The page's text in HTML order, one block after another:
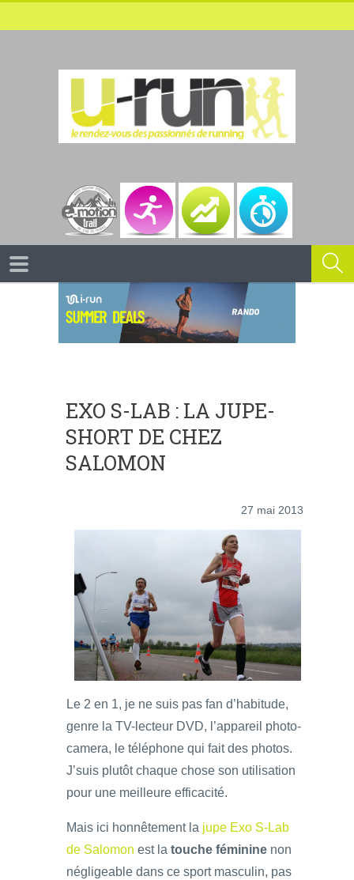
EXO S-LAB : LA JUPE-
SHORT DE CHEZ
SALOMON
27 mai 2013
Le 2 en 1, je ne suis pas fan d’habitude,
genre la TV-lecteur DVD, l’appareil photo-
camera, le téléphone qui fait des photos.
J’suis plutôt chaque chose son utilisation
pour une meilleure efficacité.
Mais ici honnêtement la jupe Exo S-Lab
de Salomon est la touche féminine non
négligeable dans ce sport masculin, pas